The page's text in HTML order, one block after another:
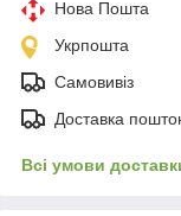
Нова Пошта
Укрпошта
Самовивіз
Доставка
Всі умови